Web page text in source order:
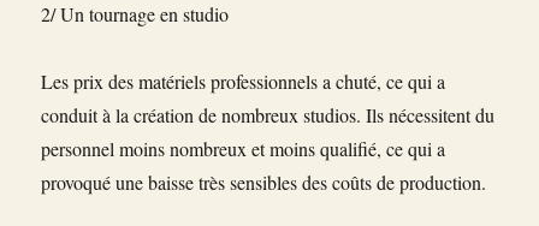
2/ Un tournage en studio
Les prix des matériels professionnels a chuté, ce qui a
conduit à la création de nombreux studios. Ils nécessitent du
personnel moins nombreux et moins qualifié, ce qui a
provoqué une baisse très sensibles des coûts de production.